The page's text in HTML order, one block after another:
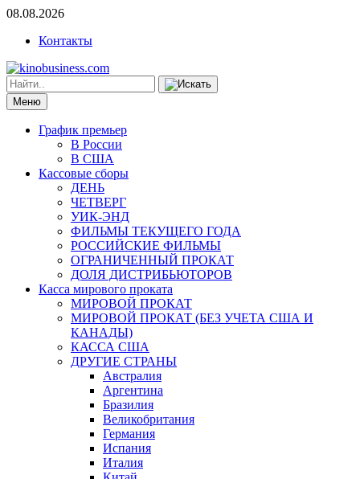
08.08.2026
Контакты
Меню
График премьер
В России
В США
Кассовые сборы
ДЕНЬ
ЧЕТВЕРГ
УИК-ЭНД
ФИЛЬМЫ ТЕКУЩЕГО ГОДА
РОССИЙСКИЕ ФИЛЬМЫ
ОГРАНИЧЕННЫЙ ПРОКАТ
ДОЛЯ ДИСТРИБЬЮТОРОВ
Касса мирового проката
МИРОВОЙ ПРОКАТ
МИРОВОЙ ПРОКАТ (БЕЗ УЧЕТА США И
КАНАДЫ)
КАССА США
ДРУГИЕ СТРАНЫ
Австралия
Аргентина
Бразилия
Великобритания
Германия
Испания
Италия